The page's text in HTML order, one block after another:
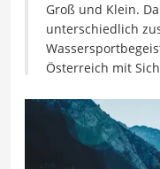
Groß und Klein.
unterschiedlich
Österreich mit